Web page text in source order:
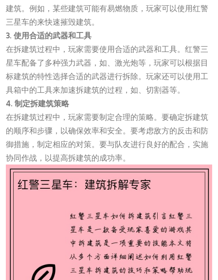
建筑。例如，某些建筑可能有易燃物质，玩家可以使用红警
三星车的来快速摧毁建筑。
3. 使用合适的武器和工具
在拆建筑过程中，玩家需要使用合适的武器和工具。红警三
星车配备了多种强力武器，如、激光炮等，玩家可以根据目
标建筑的特性选择合适的武器进行拆除。玩家还可以使用工
具箱中的工具来加速拆建筑的过程，如、切割器等。
4. 制定拆建筑策略
在拆建筑过程中，玩家需要制定合理的策略。要确定拆建筑
的顺序和步骤，以确保效率和安全。要考虑敌方的反击和防
御措施，制定相应的对策。要与队友进行良好的配合，实施
协同作战，以提高拆建筑的成功率。